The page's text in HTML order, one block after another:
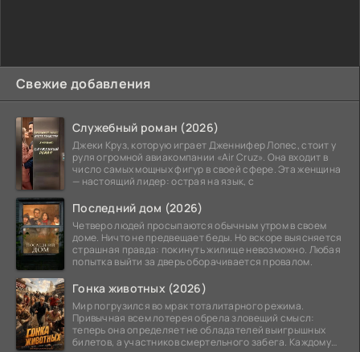
Свежие добавления
Служебный роман (2026)
Джеки Круз, которую играет Дженнифер Лопес, стоит у
руля огромной авиакомпании «Air Cruz». Она входит в
число самых мощных фигур в своей сфере. Эта женщина
— настоящий лидер: острая на язык, с
Последний дом (2026)
Четверо людей просыпаются обычным утром в своем
доме. Ничто не предвещает беды. Но вскоре выясняется
страшная правда: покинуть жилище невозможно. Любая
попытка выйти за дверь оборачивается провалом.
Гонка животных (2026)
Мир погрузился во мрак тоталитарного режима.
Привычная всем лотерея обрела зловещий смысл:
теперь она определяет не обладателей выигрышных
билетов, а участников смертельного забега. Каждому